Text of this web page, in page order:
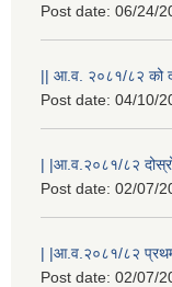
Post date: 06/24/
|| आ.व. २०८१/८२ को
Post date: 04/10/
| |आ.व.२०८१/८२
Post date: 02/07/
| |आ.व.२०८१/८२
Post date: 02/07/